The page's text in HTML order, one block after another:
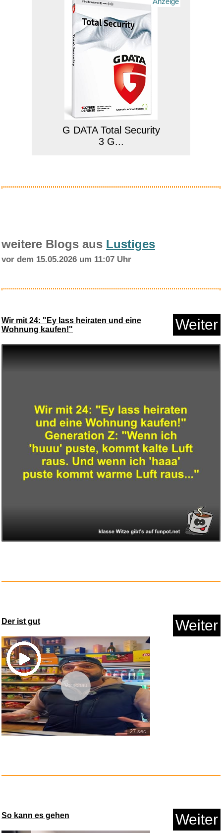
G DATA Total Security
3 G...
CUER...
Skross 1.302524 Reiseadapter...
Nur Die 2er Schuhsöckchen...
weitere Blogs aus Lustiges
vor dem 15.05.2026 um 11:07 Uhr
Wir mit 24: "Ey lass heiraten und eine
Wohnung kaufen!"
Weiter
Der ist gut Weiter
Vorschau
27 sec.
So kann es gehen Weiter